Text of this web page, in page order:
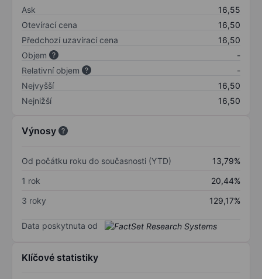
Ask
16,55
Otevírací cena
16,50
Předchozí uzavírací cena
16,50
Objem
-
Relativní objem
-
Nejvyšší
16,50
Nejnižší
16,50
Výnosy
Od počátku roku do současnosti (YTD)
13,79%
1 rok
20,44%
3 roky
129,17%
Data poskytnuta od
Klíčové statistiky